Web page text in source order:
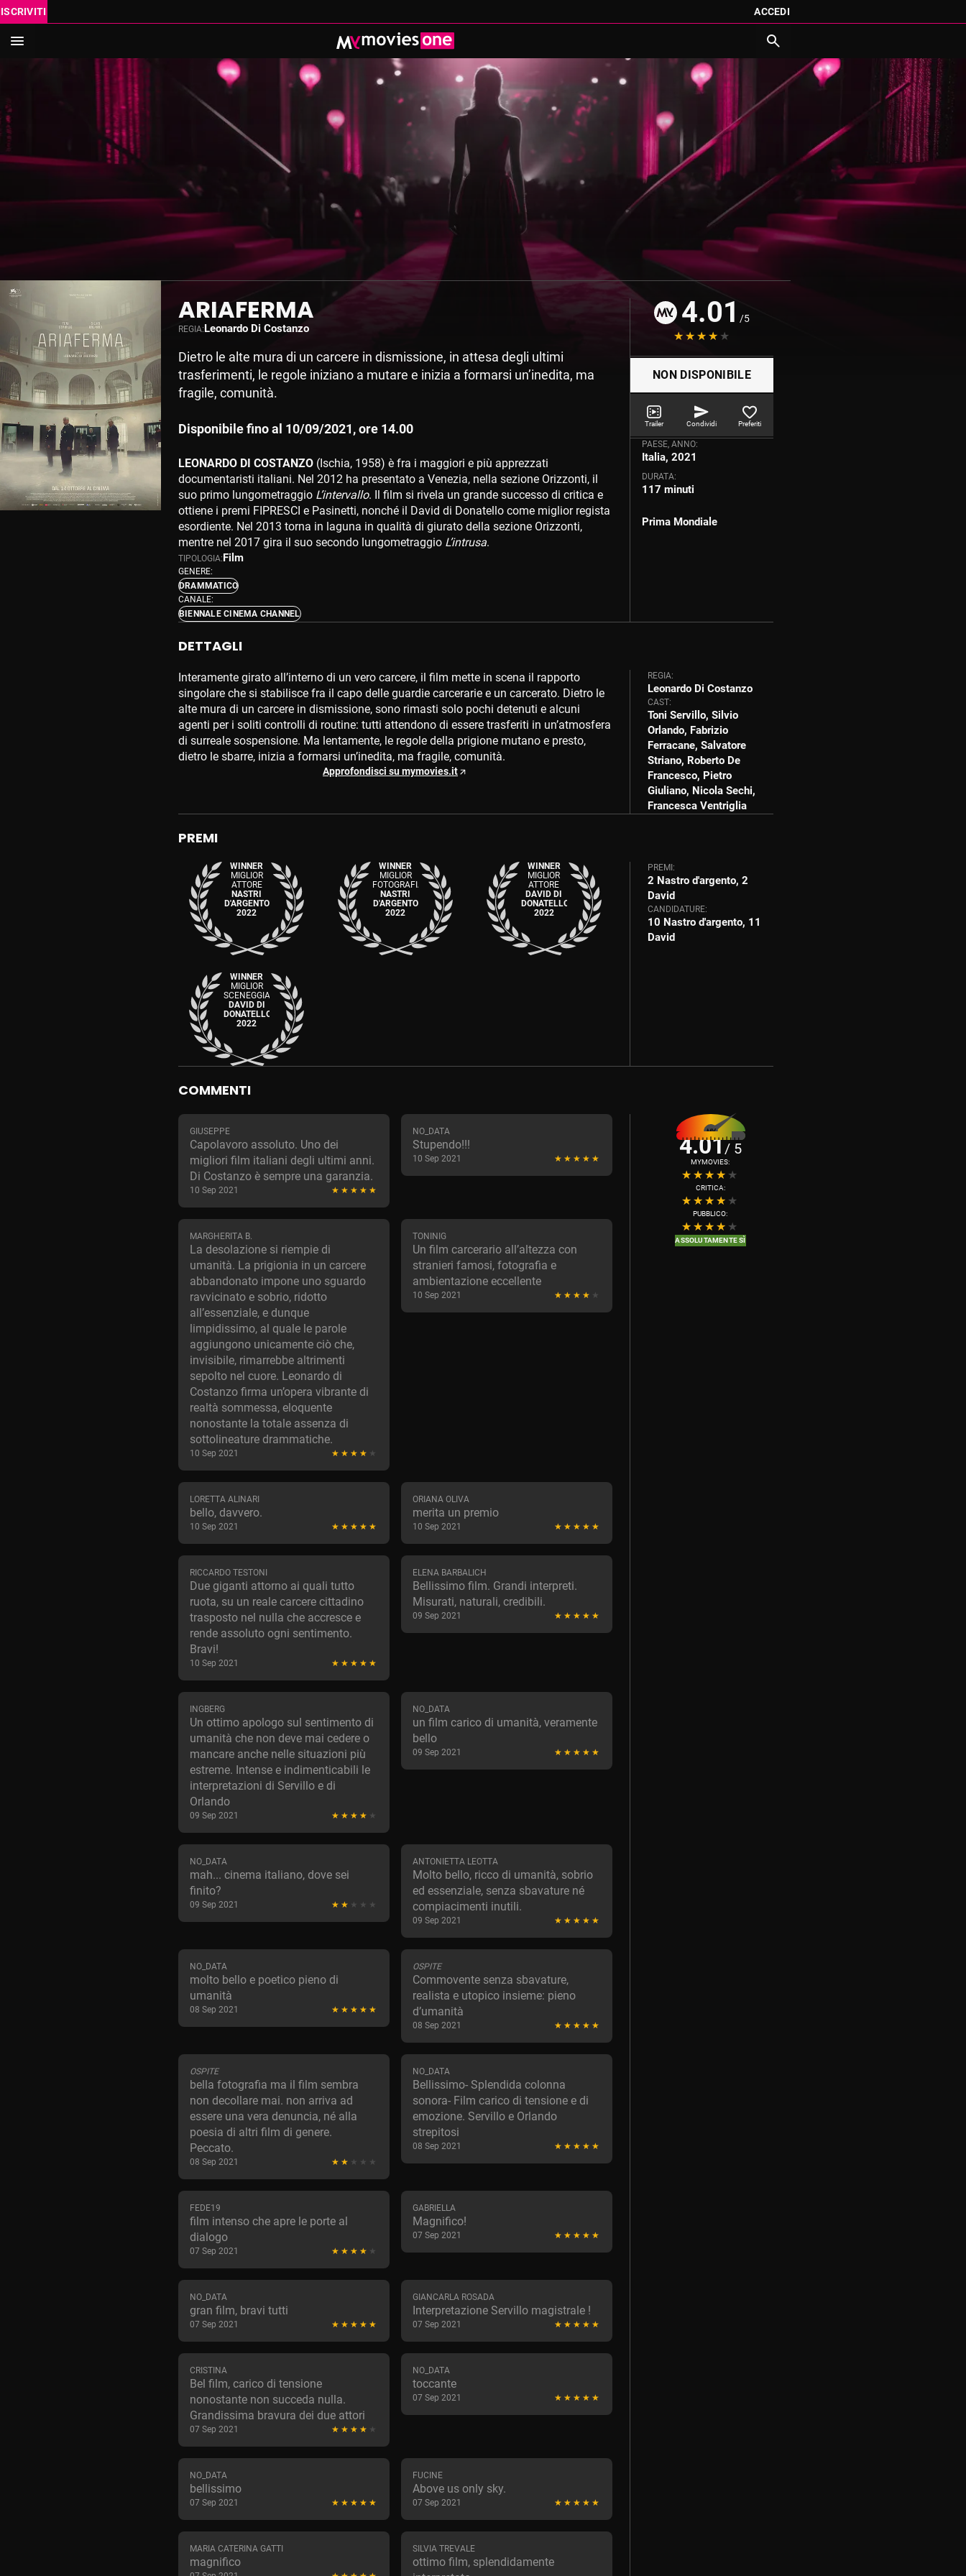
ACCEDI
ISCRIVITI
IN SCADENZA PROSSIMAMENTE
VAI AL CINEMA CON MYMOVIES ONE THEATRE
ISCRIVITI REGALA ACCEDI
Cerca
ARIAFERMA
REGIA:Leonardo Di Costanzo 4.01 /5
NON DISPONIBILE
Trailer Condividi Preferiti
PAESE, ANNO:
Italia, 2021
DURATA:
117 minuti
Prima Mondiale
Dietro le alte mura di un carcere in dismissione, in attesa degli ultimi
trasferimenti, le regole iniziano a mutare e inizia a formarsi un’inedita, ma
fragile, comunità.
Disponibile fino al 10/09/2021, ore 14.00
LEONARDO DI COSTANZO (Ischia, 1958) è fra i maggiori e più apprezzati
documentaristi italiani. Nel 2012 ha presentato a Venezia, nella sezione Orizzonti, il
suo primo lungometraggio L’intervallo. Il film si rivela un grande successo di critica e
ottiene i premi FIPRESCI e Pasinetti, nonché il David di Donatello come miglior regista
esordiente. Nel 2013 torna in laguna in qualità di giurato della sezione Orizzonti,
mentre nel 2017 gira il suo secondo lungometraggio L’intrusa.
TIPOLOGIA:Film
GENERE:
DRAMMATICO
CANALE:
BIENNALE CINEMA CHANNEL
DETTAGLI
Interamente girato all’interno di un vero carcere, il film mette in scena il rapporto
singolare che si stabilisce fra il capo delle guardie carcerarie e un carcerato. Dietro le
alte mura di un carcere in dismissione, sono rimasti solo pochi detenuti e alcuni
agenti per i soliti controlli di routine: tutti attendono di essere trasferiti in un’atmosfera
di surreale sospensione. Ma lentamente, le regole della prigione mutano e presto,
dietro le sbarre, inizia a formarsi un’inedita, ma fragile, comunità.
Approfondisci su mymovies.it
REGIA:
Leonardo Di Costanzo
CAST:
Toni Servillo, Silvio
Orlando, Fabrizio
Ferracane, Salvatore
Striano, Roberto De
Francesco, Pietro
Giuliano, Nicola Sechi,
Francesca Ventriglia
PREMI
WINNER
MIGLIOR
ATTORE
NASTRI
D'ARGENTO
2022
WINNER
MIGLIOR
FOTOGRAFIA
NASTRI
D'ARGENTO
2022
WINNER
MIGLIOR
ATTORE
DAVID DI
DONATELLO
2022
WINNER
MIGLIOR
SCENEGGIATURA
DAVID DI
DONATELLO
2022
PREMI:
2 Nastro d'argento, 2
David
CANDIDATURE:
10 Nastro d'argento, 11
David
COMMENTI
GIUSEPPE
Capolavoro assoluto. Uno dei
migliori film italiani degli ultimi anni.
Di Costanzo è sempre una garanzia.
10 Sep 2021
NO_DATA
Stupendo!!!
10 Sep 2021
MARGHERITA B.
La desolazione si riempie di
umanità. La prigionia in un carcere
abbandonato impone uno sguardo
ravvicinato e sobrio, ridotto
all’essenziale, e dunque
limpidissimo, al quale le parole
aggiungono unicamente ciò che,
invisibile, rimarrebbe altrimenti
sepolto nel cuore. Leonardo di
Costanzo firma un’opera vibrante di
realtà sommessa, eloquente
nonostante la totale assenza di
sottolineature drammatiche.
10 Sep 2021
TONINIG
Un film carcerario all’altezza con
stranieri famosi, fotografia e
ambientazione eccellente
10 Sep 2021
LORETTA ALINARI
bello, davvero.
10 Sep 2021
ORIANA OLIVA
merita un premio
10 Sep 2021
RICCARDO TESTONI
Due giganti attorno ai quali tutto
ruota, su un reale carcere cittadino
trasposto nel nulla che accresce e
rende assoluto ogni sentimento.
Bravi!
10 Sep 2021
ELENA BARBALICH
Bellissimo film. Grandi interpreti.
Misurati, naturali, credibili.
09 Sep 2021
INGBERG
Un ottimo apologo sul sentimento di
umanità che non deve mai cedere o
mancare anche nelle situazioni più
estreme. Intense e indimenticabili le
interpretazioni di Servillo e di
Orlando
09 Sep 2021
NO_DATA
un film carico di umanità, veramente
bello
09 Sep 2021
NO_DATA
mah... cinema italiano, dove sei
finito?
09 Sep 2021
ANTONIETTA LEOTTA
Molto bello, ricco di umanità, sobrio
ed essenziale, senza sbavature né
compiacimenti inutili.
09 Sep 2021
NO_DATA
molto bello e poetico pieno di
umanità
08 Sep 2021
OSPITE
Commovente senza sbavature,
realista e utopico insieme: pieno
d’umanità
08 Sep 2021
OSPITE
bella fotografia ma il film sembra
non decollare mai. non arriva ad
essere una vera denuncia, né alla
poesia di altri film di genere.
Peccato.
08 Sep 2021
NO_DATA
Bellissimo- Splendida colonna
sonora- Film carico di tensione e di
emozione. Servillo e Orlando
strepitosi
08 Sep 2021
FEDE19
film intenso che apre le porte al
dialogo
07 Sep 2021
GABRIELLA
Magnifico!
07 Sep 2021
NO_DATA
gran film, bravi tutti
07 Sep 2021
GIANCARLA ROSADA
Interpretazione Servillo magistrale !
07 Sep 2021
CRISTINA
Bel film, carico di tensione
nonostante non succeda nulla.
Grandissima bravura dei due attori
07 Sep 2021
NO_DATA
toccante
07 Sep 2021
NO_DATA
bellissimo
07 Sep 2021
FUCINE
Above us only sky.
07 Sep 2021
MARIA CATERINA GATTI
magnifico
SILVIA TREVALE
ottimo film, splendidamente
4.01/ 5
MYMOVIES:
CRITICA:
PUBBLICO:
ASSOLUTAMENTE SÌ